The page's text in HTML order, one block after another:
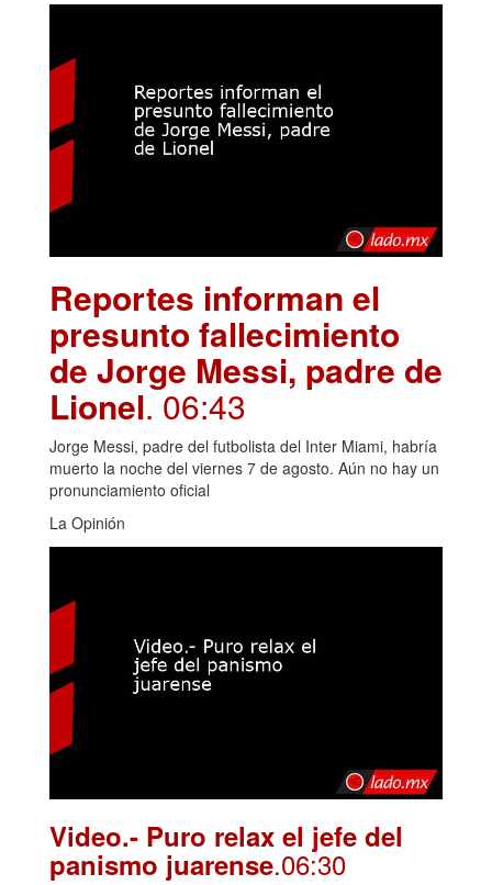
Reportes informan el
presunto fallecimiento
de Jorge Messi, padre de
Lionel. 06:43
Jorge Messi, padre del futbolista del Inter Miami, habría
muerto la noche del viernes 7 de agosto. Aún no hay un
pronunciamiento oficial
La Opinión
Video.- Puro relax el jefe del
panismo juarense.06:30